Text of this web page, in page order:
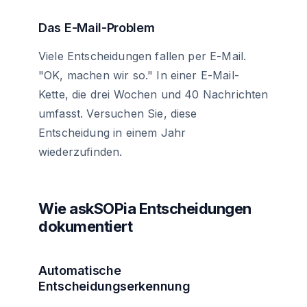
Das E-Mail-Problem
Viele Entscheidungen fallen per E-Mail.
"OK, machen wir so." In einer E-Mail-
Kette, die drei Wochen und 40 Nachrichten
umfasst. Versuchen Sie, diese
Entscheidung in einem Jahr
wiederzufinden.
Wie askSOPia Entscheidungen
dokumentiert
Automatische
Entscheidungserkennung